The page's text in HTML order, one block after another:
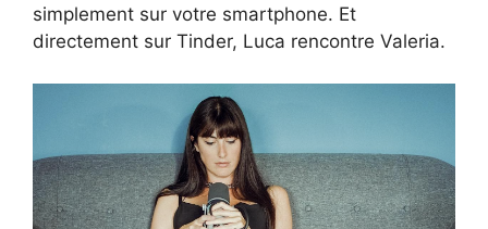
simplement sur votre smartphone. Et
directement sur Tinder, Luca rencontre Valeria.